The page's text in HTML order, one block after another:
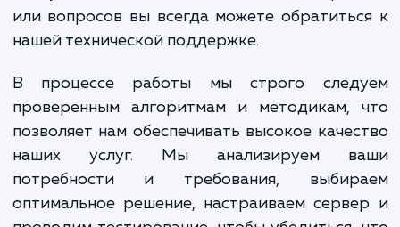
вашими потребностями.
преимуществ. Во-первых, вы получаете
контроль над вашим сервером, но при
администрирование. Во-вторых, ваш
настраивается и